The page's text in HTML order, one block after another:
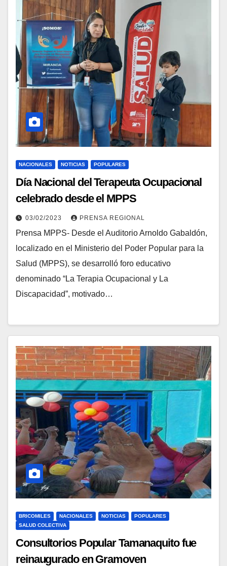
NACIONALES NOTICIAS POPULARES
Día Nacional del Terapeuta Ocupacional
celebrado desde el MPPS
03/02/2023 PRENSA REGIONAL
Prensa MPPS- Desde el Auditorio Arnoldo Gabaldón,
localizado en el Ministerio del Poder Popular para la
Salud (MPPS), se desarrolló foro educativo
denominado “La Terapia Ocupacional y La
Discapacidad”, motivado…
BRICOMILES NACIONALES NOTICIAS
POPULARES
SALUD COLECTIVA
Consultorios Popular Tamanaquito fue
reinaugurado en Gramoven